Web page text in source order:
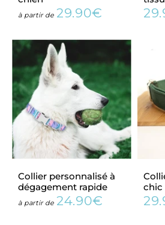
à partir de Prix
29.90€
Collier personnalisé à
dégagement rapide
à partir de Prix
24.90€
chic